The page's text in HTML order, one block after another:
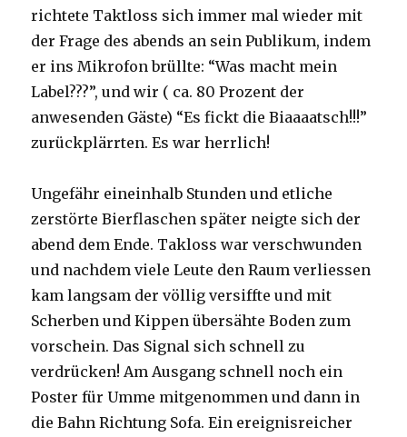
richtete Taktloss sich immer mal wieder mit
der Frage des abends an sein Publikum, indem
er ins Mikrofon brüllte: “Was macht mein
Label???”, und wir ( ca. 80 Prozent der
anwesenden Gäste) “Es fickt die Biaaaatsch!!!”
zurückplärrten. Es war herrlich!
Ungefähr eineinhalb Stunden und etliche
zerstörte Bierflaschen später neigte sich der
abend dem Ende. Takloss war verschwunden
und nachdem viele Leute den Raum verliessen
kam langsam der völlig versiffte und mit
Scherben und Kippen übersähte Boden zum
vorschein. Das Signal sich schnell zu
verdrücken! Am Ausgang schnell noch ein
Poster für Umme mitgenommen und dann in
die Bahn Richtung Sofa. Ein ereignisreicher